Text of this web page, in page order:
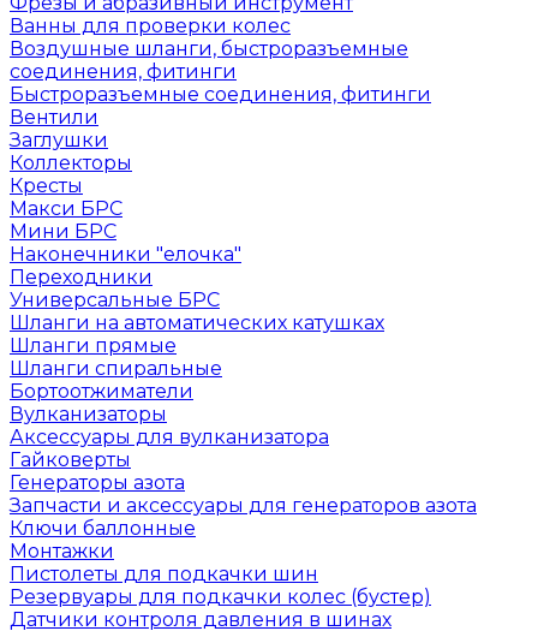
Ванны для проверки колес
Воздушные шланги, быстроразъемные
соединения, фитинги
Быстроразъемные соединения, фитинги
Вентили
Заглушки
Коллекторы
Кресты
Макси БРС
Мини БРС
Наконечники "елочка"
Переходники
Универсальные БРС
Шланги на автоматических катушках
Шланги прямые
Шланги спиральные
Бортоотжиматели
Вулканизаторы
Аксессуары для вулканизатора
Гайковерты
Генераторы азота
Запчасти и аксессуары для генераторов азота
Ключи баллонные
Монтажки
Пистолеты для подкачки шин
Резервуары для подкачки колес (бустер)
Датчики контроля давления в шинах